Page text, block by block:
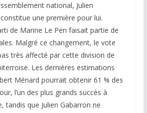
national, Julien
une première pour lui.
de Marine Le Pen faisait partie de
Malgré ce changement, le vote
très affecté par cette division de
Les dernières estimations
Ménard pourrait obtenir 61 % des
l’un des plus grands succès à
tandis que Julien Gabarron ne